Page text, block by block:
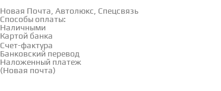
Новая Почта, Автолюкс, Спецсвязь
Способы оплаты:
Наличными
Картой банка
Счет-фактура
Банковский перевод
Наложенный платеж
(Новая почта)